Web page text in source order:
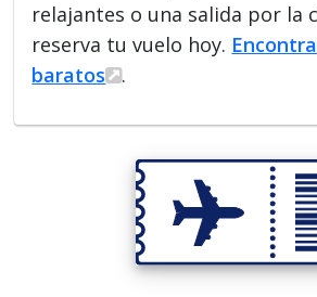
relajantes o una salida por la
reserva tu vuelo hoy.
baratos
.